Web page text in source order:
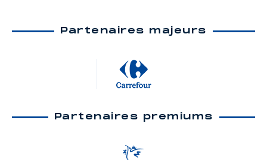
Partenaires majeurs
Partenaires premiums